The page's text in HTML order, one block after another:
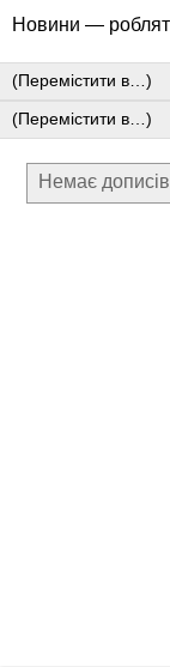
Новини —
Немає дописів